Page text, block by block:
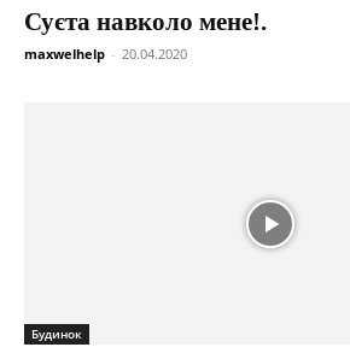
Суєта навколо мене!.
maxwelhelp - 20.04.2020
Будинок